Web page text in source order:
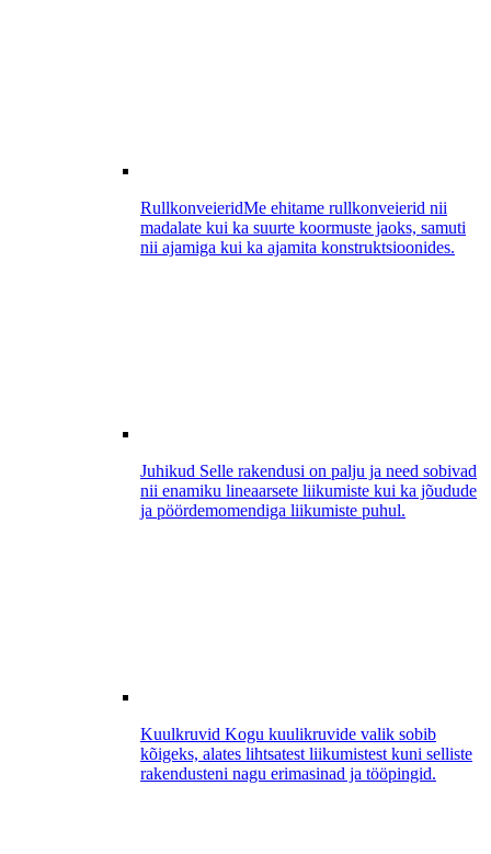
RullkonveieridMe ehitame rullkonveierid nii
madalate kui ka suurte koormuste jaoks, samuti
nii ajamiga kui ka ajamita konstruktsioonides.
Juhikud Selle rakendusi on palju ja need sobivad
nii enamiku lineaarsete liikumiste kui ka jõudude
ja pöördemomendiga liikumiste puhul.
Kuulkruvid Kogu kuulikruvide valik sobib
kõigeks, alates lihtsatest liikumistest kuni selliste
rakendusteni nagu erimasinad ja tööpingid.